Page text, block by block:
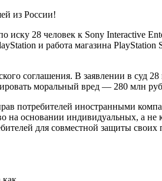
из России!
28 человек к Sony Interactive
и работа магазина
соглашения. В заявлении в суд
моральный вред — 280 млн
потребителей иностранными
на основании индивидуальных, а
для совместной защиты своих